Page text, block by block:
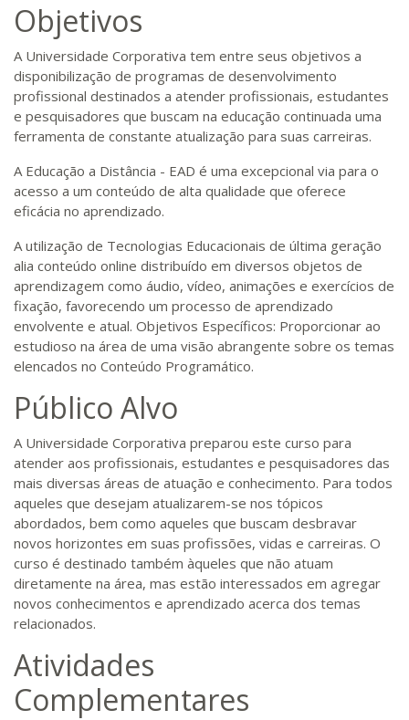
Objetivos
A Universidade Corporativa tem entre seus objetivos a
disponibilização de programas de desenvolvimento
profissional destinados a atender profissionais, estudantes
e pesquisadores que buscam na educação continuada uma
ferramenta de constante atualização para suas carreiras.
A Educação a Distância - EAD é uma excepcional via para o
acesso a um conteúdo de alta qualidade que oferece
eficácia no aprendizado.
A utilização de Tecnologias Educacionais de última geração
alia conteúdo online distribuído em diversos objetos de
aprendizagem como áudio, vídeo, animações e exercícios de
fixação, favorecendo um processo de aprendizado
envolvente e atual. Objetivos Específicos: Proporcionar ao
estudioso na área de uma visão abrangente sobre os temas
elencados no Conteúdo Programático.
Público Alvo
A Universidade Corporativa preparou este curso para
atender aos profissionais, estudantes e pesquisadores das
mais diversas áreas de atuação e conhecimento. Para todos
aqueles que desejam atualizarem-se nos tópicos
abordados, bem como aqueles que buscam desbravar
novos horizontes em suas profissões, vidas e carreiras. O
curso é destinado também àqueles que não atuam
diretamente na área, mas estão interessados em agregar
novos conhecimentos e aprendizado acerca dos temas
relacionados.
Atividades
Complementares